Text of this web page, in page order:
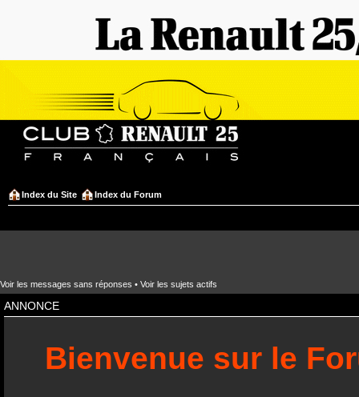
Index du Site Index du Forum
Voir les messages sans réponses • Voir les sujets actifs
ANNONCE
Bienvenue sur le